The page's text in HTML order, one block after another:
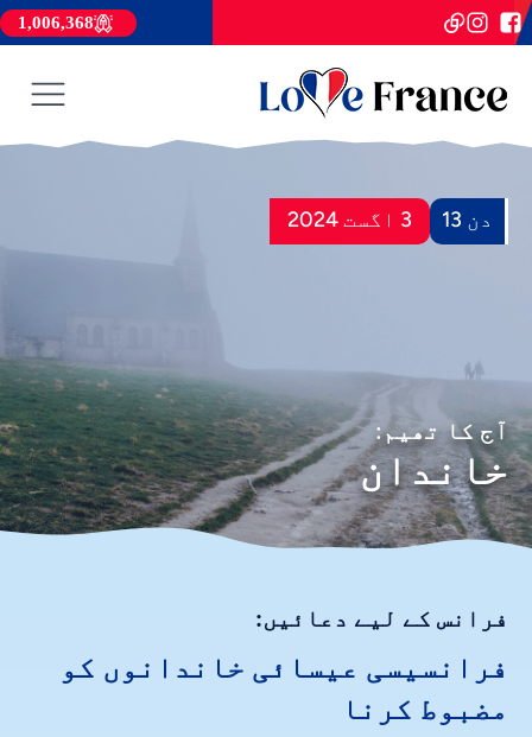
1,006,368
دن 13 3 اگست 2024
آج کا تھیم:
خاندان
فرانس کے لیے دعائیں:
فرانسیسی عیسائی خاندانوں کو
مضبوط کرنا